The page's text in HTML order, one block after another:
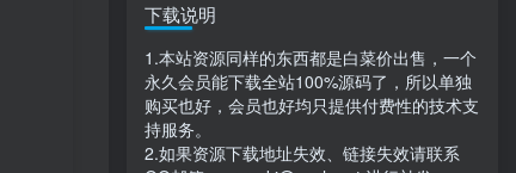
下载说明
1.本站资源同样的东西都是白菜价出售，一个
永久会员能下载全站100%源码了，所以单独
购买也好，会员也好均只提供付费性的技术支
持服务。
2.如果资源下载地址失效、链接失效请联系